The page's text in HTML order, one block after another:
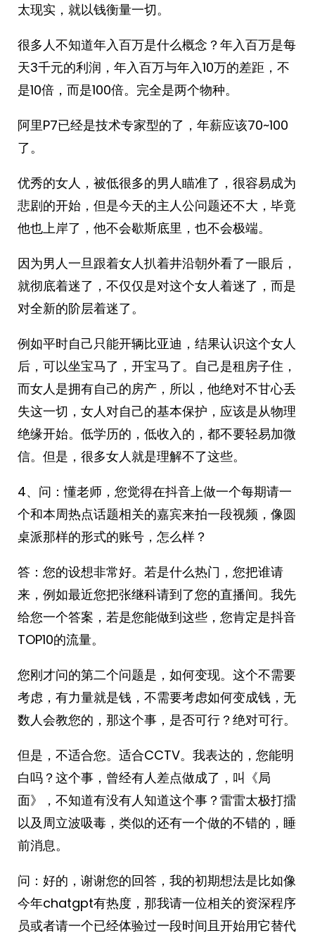
太现实，就以钱衡量一切。
很多人不知道年入百万是什么概念？年入百万是每
天3千元的利润，年入百万与年入10万的差距，不
是10倍，而是100倍。完全是两个物种。
阿里P7已经是技术专家型的了，年薪应该70~100
了。
优秀的女人，被低很多的男人瞄准了，很容易成为
悲剧的开始，但是今天的主人公问题还不大，毕竟
他也上岸了，他不会歇斯底里，也不会极端。
因为男人一旦跟着女人扒着井沿朝外看了一眼后，
就彻底着迷了，不仅仅是对这个女人着迷了，而是
对全新的阶层着迷了。
例如平时自己只能开辆比亚迪，结果认识这个女人
后，可以坐宝马了，开宝马了。自己是租房子住，
而女人是拥有自己的房产，所以，他绝对不甘心丢
失这一切，女人对自己的基本保护，应该是从物理
绝缘开始。低学历的，低收入的，都不要轻易加微
信。但是，很多女人就是理解不了这些。
4、问：懂老师，您觉得在抖音上做一个每期请一
个和本周热点话题相关的嘉宾来拍一段视频，像圆
桌派那样的形式的账号，怎么样？
答：您的设想非常好。若是什么热门，您把谁请
来，例如最近您把张继科请到了您的直播间。我先
给您一个答案，若是您能做到这些，您肯定是抖音
TOP10的流量。
您刚才问的第二个问题是，如何变现。这个不需要
考虑，有力量就是钱，不需要考虑如何变成钱，无
数人会教您的，那这个事，是否可行？绝对可行。
但是，不适合您。适合CCTV。我表达的，您能明
白吗？这个事，曾经有人差点做成了，叫《局
面》，不知道有没有人知道这个事？雷雷太极打擂
以及周立波吸毒，类似的还有一个做的不错的，睡
前消息。
问：好的，谢谢您的回答，我的初期想法是比如像
今年chatgpt有热度，那我请一位相关的资深程序
员或者请一个已经体验过一段时间且开始用它替代